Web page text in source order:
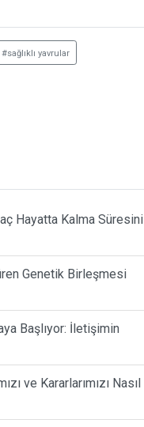
#sağlıklı yavrular
Hayatta Kalma Süresini
Genetik Birleşmesi
Başlıyor: İletişimin
ve Kararlarımızı Nasıl